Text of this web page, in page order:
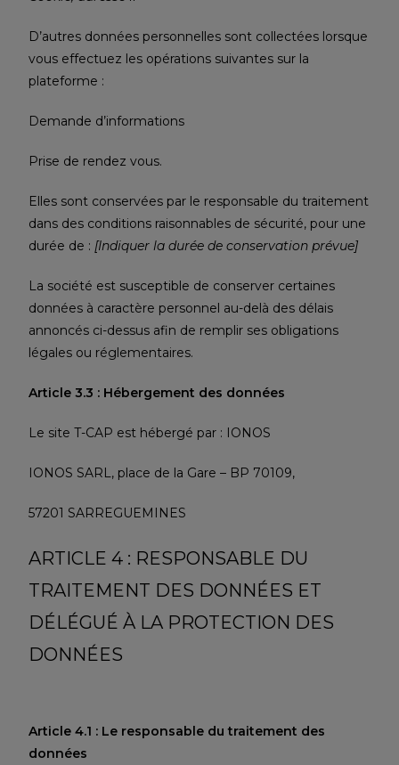
D’autres données personnelles sont collectées lorsque
vous effectuez les opérations suivantes sur la
plateforme :
Demande d’informations
Prise de rendez vous.
Elles sont conservées par le responsable du traitement
dans des conditions raisonnables de sécurité, pour une
durée de : [Indiquer la durée de conservation prévue]
La société est susceptible de conserver certaines
données à caractère personnel au-delà des délais
annoncés ci-dessus afin de remplir ses obligations
légales ou réglementaires.
Article 3.3 : Hébergement des données
Le site T-CAP est hébergé par : IONOS
IONOS SARL, place de la Gare – BP 70109,
57201 SARREGUEMINES
ARTICLE 4 : RESPONSABLE DU
TRAITEMENT DES DONNÉES ET
DÉLÉGUÉ À LA PROTECTION DES
DONNÉES
Article 4.1 : Le responsable du traitement des
données